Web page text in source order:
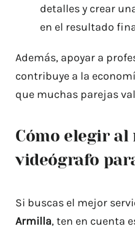
detalles y crear
en el resultado
Además, apoyar a
contribuye a la
que muchas parejas
Cómo elegir al
videógrafo
Si buscas el mejor
Armilla, ten en cuenta